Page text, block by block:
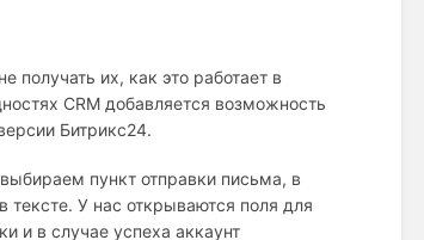
получать их, как это работает в
CRM добавляется возможность
Битрикс24.
пункт отправки письма, в
У нас открываются поля для
и в случае успеха аккаунт